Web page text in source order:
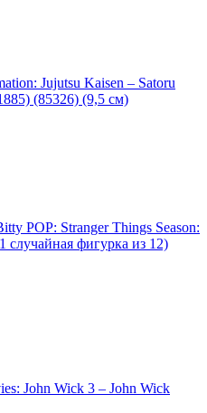
Jujutsu Kaisen – Satoru
(85326) (9,5 см)
POP: Stranger Things Season:
случайная фигурка из 12)
John Wick 3 – John Wick